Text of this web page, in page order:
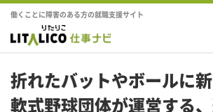
働くことに障害のある方の就職支援サイト
折れたバットやボールに新
軟式野球団体が運営する